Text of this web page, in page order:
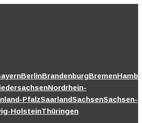
BerlinBrandenburgBremen
Nordrhein-
PfalzSaarlandSachsenSachsen-
HolsteinThüringen